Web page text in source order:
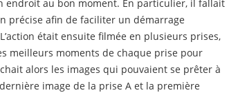
endroit au bon moment. En particulier, il fallait
précise afin de faciliter un démarrage
était ensuite filmée en plusieurs prises,
meilleurs moments de chaque prise pour
alors les images qui pouvaient se prêter à
image de la prise A et la première